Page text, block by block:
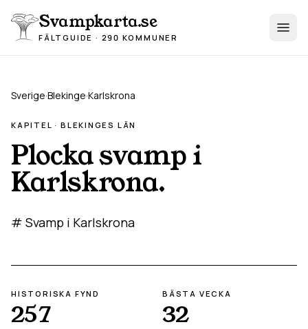
Svampkarta.se
FÄLTGUIDE · 290 KOMMUNER
Sverige·Blekinge·Karlskrona
KAPITEL · BLEKINGES LÄN
Plocka svamp i
Karlskrona.
# Svamp i Karlskrona
HISTORISKA FYND
257
BÄSTA VECKA
32